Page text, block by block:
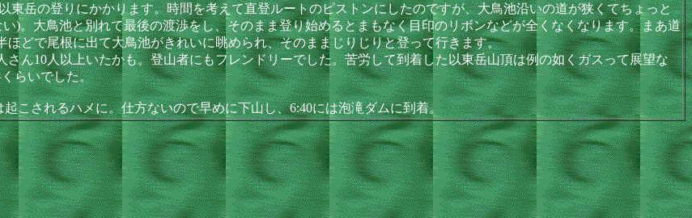
岳の登りにかかります。時間を考えて直登ルートのピストンにしたのですが、大鳥池沿いの道が狭くてちょっと
)。大鳥池と別れて最後の渡渉をし、そのまま登り始めるとまもなく目印のリボンなどが全くなくなります。まあ道
どで尾根に出て大鳥池がきれいに眺められ、そのままじりじりと登って行きます。
ん10人以上いたかも。登山者にもフレンドリーでした。苦労して到着した以東岳山頂は例の如くガスって展望な
らいでした。
こされるハメに。仕方ないので早めに下山し、6:40には泡滝ダムに到着。